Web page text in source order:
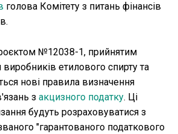
голова Комітету з питань фінансів
№12038-1, прийнятим
етилового спирту та
нові правила визначення
з акцизного податку. Ці
будуть розраховуватися з
"гарантованого податкового